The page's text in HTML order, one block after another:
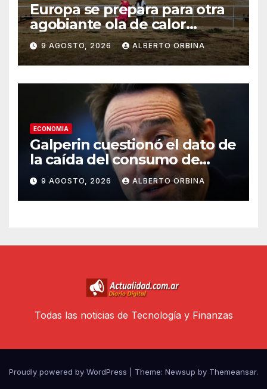
Europa se prepara para otra
agobiante ola de calor
extremo, la quinta desde
mayo
9 AGOSTO, 2026 ALBERTO ORBINA
ECONOMIA
Galperin cuestionó el dato de
la caída del consumo de
CAME y Milei lo respaldó
9 AGOSTO, 2026 ALBERTO ORBINA
Todas las noticias de Tecnología y Finanzas
Proudly powered by WordPress Theme: Newsup by Themeansar.